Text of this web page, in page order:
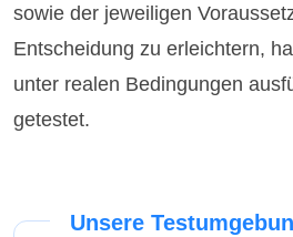
sowie der jeweiligen
Entscheidung zu erleichtern,
unter realen Bedingungen
getestet.
Unsere